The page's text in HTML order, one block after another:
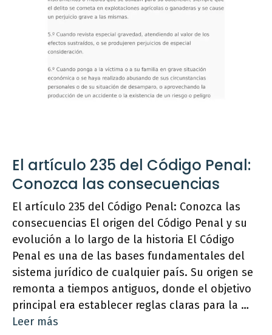
El artículo 235 del Código Penal:
Conozca las consecuencias
El artículo 235 del Código Penal: Conozca las
consecuencias El origen del Código Penal y su
evolución a lo largo de la historia El Código
Penal es una de las bases fundamentales del
sistema jurídico de cualquier país. Su origen se
remonta a tiempos antiguos, donde el objetivo
principal era establecer reglas claras para la …
Leer más